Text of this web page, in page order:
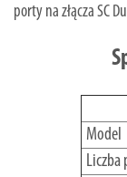
porty na złącza SC
Model